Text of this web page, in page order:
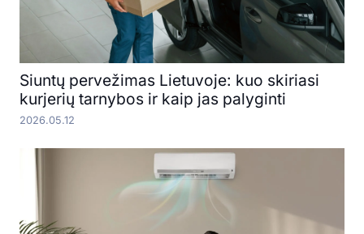
Siuntų pervežimas Lietuvoje: kuo skiriasi
kurjerių tarnybos ir kaip jas palyginti
2026.05.12